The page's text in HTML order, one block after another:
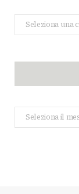
Categorie
Archivio
Articoli